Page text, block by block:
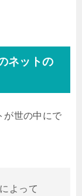
ネットの
が世の中にで
よって